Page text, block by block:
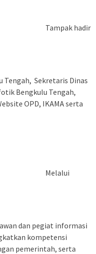
Tampak hadir
Tengah, Sekretaris Dinas
Bengkulu Tengah,
OPD, IKAMA serta
Melalui
dan pegiat informasi
kompetensi
pemerintah, serta